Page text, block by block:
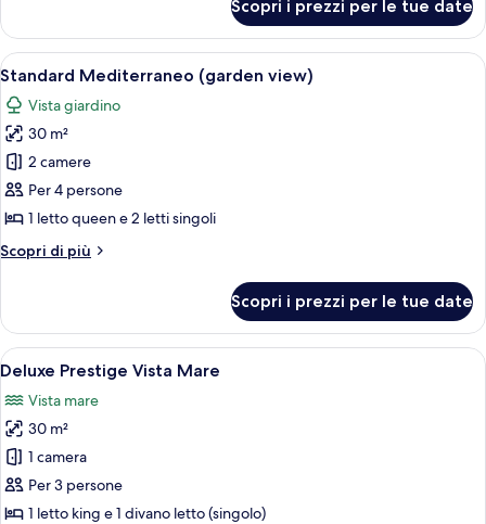
Glam
Suite
Scopri i prezzi per le tue date
Apri
tutte
le
foto
per
Standard
Mediterraneo
view)
Un patio con tavolo e sedie, una
8
Standard Mediterraneo (garden view)
Vista giardino
30 m²
2 camere
Per 4 persone
1 letto queen e 2 letti singoli
Scopri di più
Altri
Mediterraneo
(garden
view)
Scopri i prezzi per le tue date
Apri
tutte
le
foto
per
Deluxe
Prestige
Una camera da letto ordinata con
5
Deluxe Prestige Vista Mare
Vista mare
30 m²
1 camera
Per 3 persone
1 letto king e 1 divano letto (singolo)